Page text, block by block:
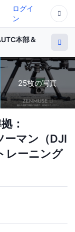
ログイ
ン
本部＆
25枚の写真
：
ーマン（DJI
レーニング